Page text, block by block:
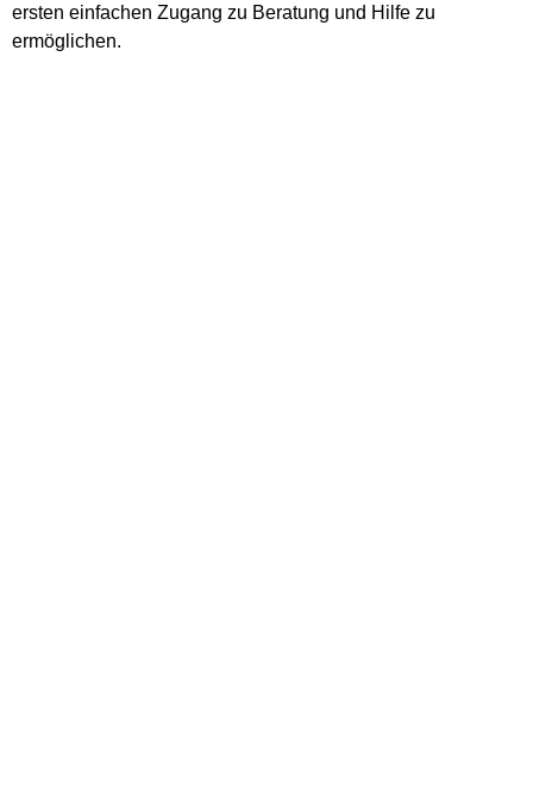
ersten einfachen Zugang zu Beratung und Hilfe zu
ermöglichen.